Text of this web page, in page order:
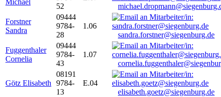
Michael
52
Forstner
Sandra
09444
9784-
28
1.06
sandra.forstner@siegenburg.de
Fuggenthaler
Cornelia
09444
9784-
43
1.07
Götz Elisabeth
08191
9784-
13
E.04
elisabeth.goetz@siegenburg.de